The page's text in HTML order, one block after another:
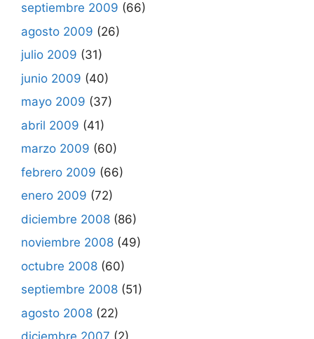
septiembre 2009 (66)
agosto 2009 (26)
julio 2009 (31)
junio 2009 (40)
mayo 2009 (37)
abril 2009 (41)
marzo 2009 (60)
febrero 2009 (66)
enero 2009 (72)
diciembre 2008 (86)
noviembre 2008 (49)
octubre 2008 (60)
septiembre 2008 (51)
agosto 2008 (22)
diciembre 2007 (2)